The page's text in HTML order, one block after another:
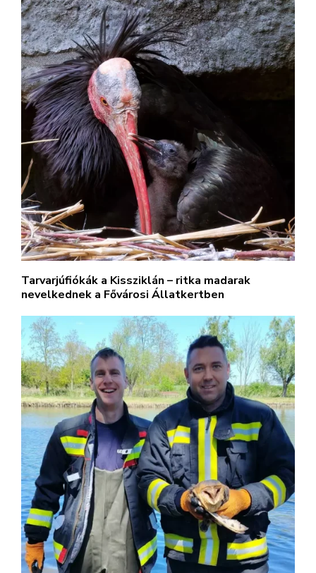
Tarvarjúfiókák a Kissziklán – ritka madarak
nevelkednek a Fővárosi Állatkertben